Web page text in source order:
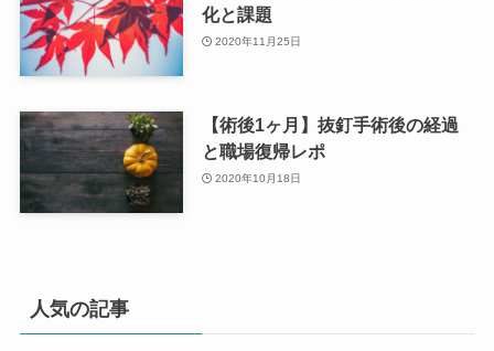
化と課題
2020年11月25日
【術後1ヶ月】抜釘手術後の経過
と職場復帰レポ
2020年10月18日
人気の記事